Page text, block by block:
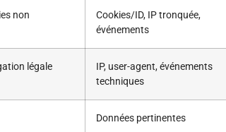
non
Cookies/ID, IP tronquée,
événements
légale
IP, user-agent, événements
techniques
Données pertinentes